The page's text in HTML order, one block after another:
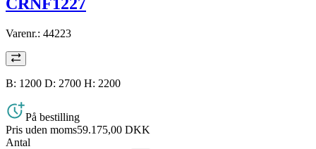
Varenr.: 44223
B: 1200 D: 2700 H: 2200
På bestilling
Pris uden moms59.175,00 DKK
Antal